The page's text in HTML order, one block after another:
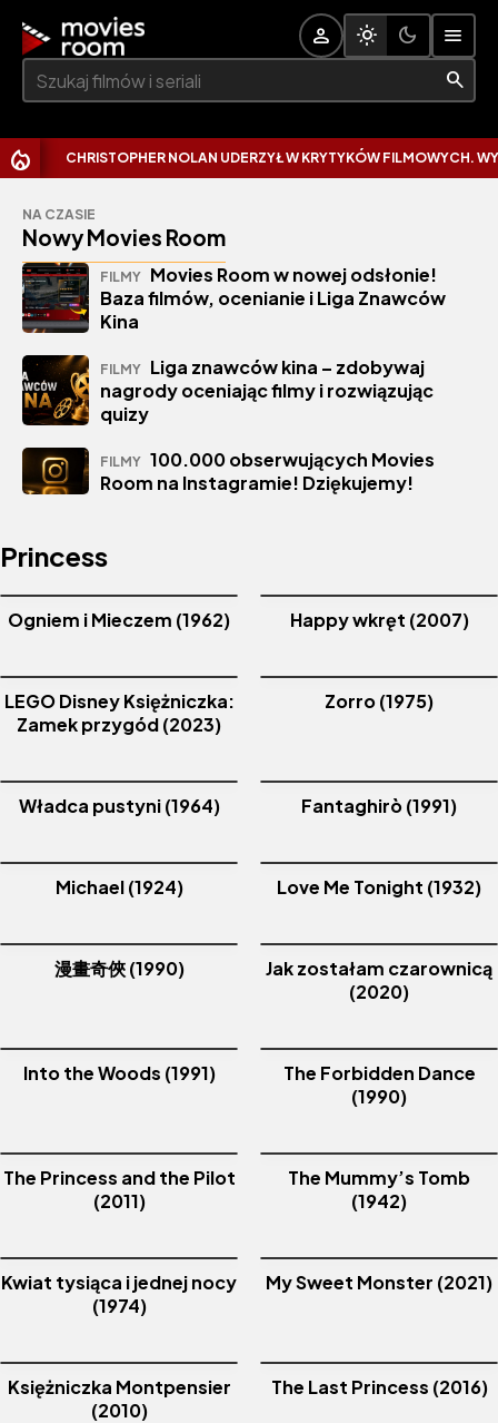
Szukaj:
CHRISTOPHER NOLAN UDERZYŁ W KRYTYKÓW FILMOWYCH.
NA CZASIE
Nowy Movies Room
FILMY Movies Room w nowej odsłonie!
Baza filmów, ocenianie i Liga Znawców
Kina
FILMY Liga znawców kina – zdobywaj
nagrody oceniając filmy i rozwiązując
quizy
FILMY 100.000 obserwujących Movies
Room na Instagramie! Dziękujemy!
Princess
Ogniem i Mieczem (1962) Happy wkręt (2007)
LEGO Disney Księżniczka:
Zamek przygód (2023)
Zorro (1975)
Władca pustyni (1964) Fantaghirò (1991)
Michael (1924) Love Me Tonight (1932)
漫畫奇俠 (1990)
Jak zostałam czarownicą
(2020)
Into the Woods (1991)
The Forbidden Dance
(1990)
The Princess and the Pilot
(2011)
The Mummy’s Tomb
(1942)
Kwiat tysiąca i jednej nocy
(1974)
My Sweet Monster (2021)
Księżniczka Montpensier
(2010)
The Last Princess (2016)